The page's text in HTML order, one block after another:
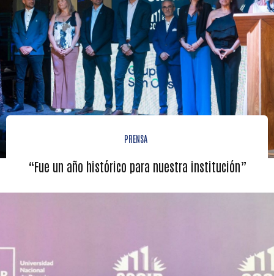
PRENSA
“Fue un año histórico para nuestra institución”